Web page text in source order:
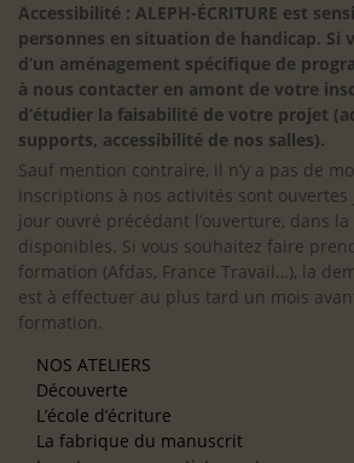
Accessibilité : ALEPH-ÉCRITURE est
personnes en situation de handicap. Si
d’un aménagement spécifique de
à nous contacter en amont de votre
d’étudier la faisabilité de votre projet
supports, accessibilité de nos salles).
Sauf mention contraire, il n’y a pas de
inscriptions à nos activités sont ouvertes
jour ouvré précédant l’ouverture, dans
disponibles. Si vous souhaitez faire
formation (Afdas, France Travail…), la
est à effectuer au plus tard un mois
formation.
NOS ATELIERS
Découverte
L’école d’écriture
La fabrique du manuscrit